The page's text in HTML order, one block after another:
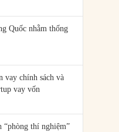
Quốc nhằm thống
vay chính sách và
vay vốn
thí nghiệm”